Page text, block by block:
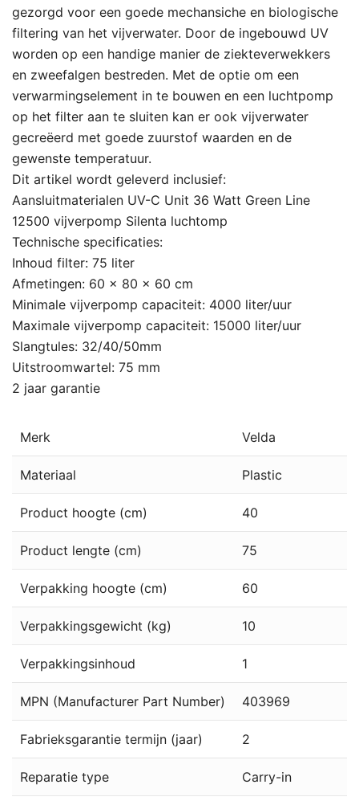
gezorgd voor een goede mechansiche en biologische
filtering van het vijverwater. Door de ingebouwd UV
worden op een handige manier de ziekteverwekkers
en zweefalgen bestreden. Met de optie om een
verwarmingselement in te bouwen en een luchtpomp
op het filter aan te sluiten kan er ook vijverwater
gecreëerd met goede zuurstof waarden en de
gewenste temperatuur.
Dit artikel wordt geleverd inclusief:
Aansluitmaterialen UV-C Unit 36 Watt Green Line
12500 vijverpomp Silenta luchtomp
Technische specificaties:
Inhoud filter: 75 liter
Afmetingen: 60 x 80 x 60 cm
Minimale vijverpomp capaciteit: 4000 liter/uur
Maximale vijverpomp capaciteit: 15000 liter/uur
Slangtules: 32/40/50mm
Uitstroomwartel: 75 mm
2 jaar garantie
Merk Velda
Materiaal Plastic
Product hoogte (cm) 40
Product lengte (cm) 75
Verpakking hoogte (cm) 60
Verpakkingsgewicht (kg) 10
Verpakkingsinhoud 1
MPN (Manufacturer Part Number) 403969
Fabrieksgarantie termijn (jaar) 2
Reparatie type Carry-in